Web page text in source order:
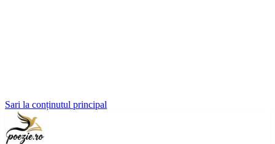
Sari la conținutul principal